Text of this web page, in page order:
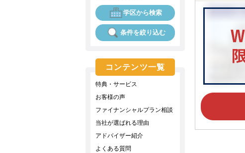
学区から検索
条件を絞り込む
コンテンツ一覧
特典・サービス
お客様の声
ファイナンシャルプラン相談
当社が選ばれる理由
アドバイザー紹介
よくある質問